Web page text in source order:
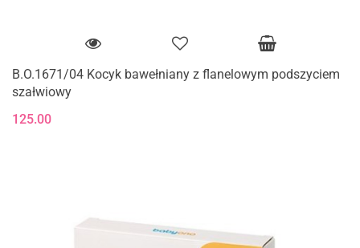
B.O.1671/04 Kocyk bawełniany z flanelowym podszyciem
szałwiowy
125.00